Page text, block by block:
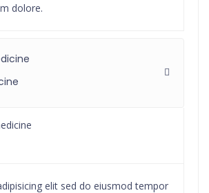
dolore.
elit sed do eiusmod tempor